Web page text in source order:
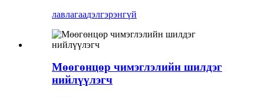
лавлагаадэлгэрэнгүй
Мөөгөнцөр чимэглэлийн шилдэг
нийлүүлэгч